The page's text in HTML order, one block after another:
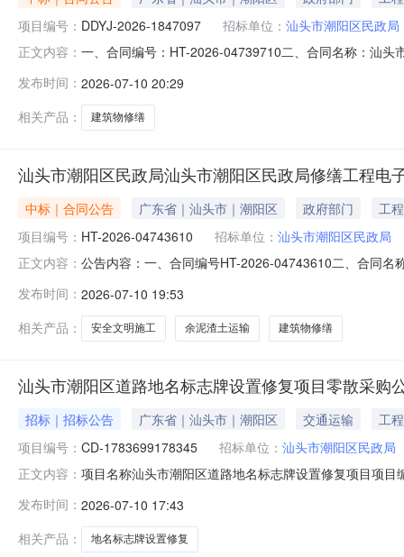
项目编号： DDYJ-2026-1847097 招标单位： 汕头市潮阳区民政局
正文内容： 一、合同编号：HT-2026-04739710二、合同名称：汕
司汕头市第一分公司地址：汕头市濠江区达濠街道磊广
发布时间： 2026-07-10 20:29
相关产品：
建筑物修缮
汕头市潮阳区民政局汕头市潮阳区民政局修缮工程电
中标｜合同公告 广东省｜汕头市｜潮阳区 政府部门
工程
项目编号： HT-2026-04743610 招标单位： 汕头市潮阳区民政局
正文内容： 公告内容：一、合同编号HT-2026-04743610二、合同
司地址：汕头市潮南区胪岗镇泗黄村北新二路50号联系
发布时间： 2026-07-10 19:53
相关产品：
安全文明施工 余泥渣土运输 建筑物修缮
汕头市潮阳区道路地名标志牌设置修复项目零散采购
招标｜招标公告 广东省｜汕头市｜潮阳区 交通运输
工程
项目编号： CD-1783699178345 招标单位： 汕头市潮阳区民政局
正文内容： 项目名称汕头市潮阳区道路地名标志牌设置修复项目项
无报价类型总价报价是否含税是成交方式最低价成交法
发布时间： 2026-07-10 17:43
相关产品：
地名标志牌设置修复